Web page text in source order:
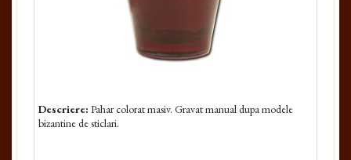
Descriere: Pahar colorat masiv. Gravat manual dupa modele
bizantine de sticlari.